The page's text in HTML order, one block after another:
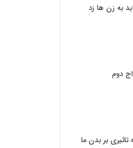
به زن ها زد
دوم
بر بدن ما